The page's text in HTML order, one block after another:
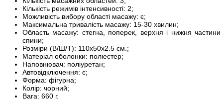
Кількість режимів інтенсивності: 2;
Можливість вибору області масажу: є;
Максимальна тривалість масажу: 15-30 хвилин;
Область масажу: стегна, поперек, верхня і нижня частини
спини;
Розміри (В/Ш/Т): 110x50x2.5 см.;
Матеріал оболонки: поліестер;
Наповнювач: поліуретан;
Автовідключення: є;
Форма: фігурна;
Колір: чорний;
Вага: 660 г.